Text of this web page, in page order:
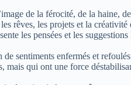
de la férocité, de la haine,
rêves, les projets et la créativité
les pensées et les
de sentiments enfermés et
mais qui ont une force